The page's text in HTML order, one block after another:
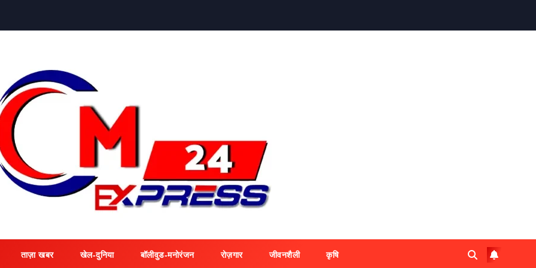
ताज़ा खबर खेल-दुनिया बॉलीवुड-मनोरंजन रोज़गार जीवनशैली कृषि